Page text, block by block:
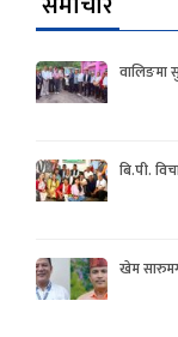
वालिङमा
बि.पी.
खेम